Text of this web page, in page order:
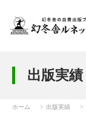
出版実績
ホーム 出版実績